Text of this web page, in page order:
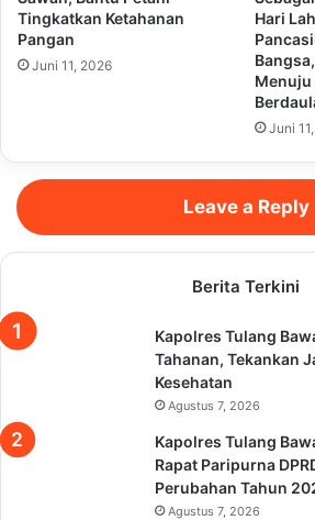
Tingkatkan Ketahanan
Pangan
Juni 11, 2026
Hari
Menuju
Juni
Leave a Reply
Berita Terkini
Kapolres Tulang
Tahanan, Tekankan
Kesehatan
Agustus 7, 2026
Kapolres Tulang
Rapat Paripurna
Perubahan Tahun
Agustus 7, 2026